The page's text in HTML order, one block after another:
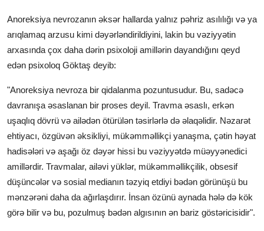
Anoreksiya nevrozanın əksər hallarda yalnız pəhriz asılılığı və ya
arıqlamaq arzusu kimi dəyərləndirildiyini, lakin bu vəziyyətin
arxasında çox daha dərin psixoloji amillərin dayandığını qeyd
edən psixoloq Göktaş deyib:
"Anoreksiya nevroza bir qidalanma pozuntusudur. Bu, sadəcə
davranışa əsaslanan bir proses deyil. Travma əsaslı, erkən
uşaqlıq dövrü və ailədən ötürülən təsirlərlə də əlaqəlidir. Nəzarət
ehtiyacı, özgüvən əksikliyi, mükəmməllikçi yanaşma, çətin həyat
hadisələri və aşağı öz dəyər hissi bu vəziyyətdə müəyyənedici
amillərdir. Travmalar, ailəvi yüklər, mükəmməllikçilik, obsesif
düşüncələr və sosial medianın təzyiq etdiyi bədən görünüşü bu
mənzərəni daha da ağırlaşdırır. İnsan özünü aynada hələ də kök
görə bilir və bu, pozulmuş bədən algısının ən bariz göstəricisidir".